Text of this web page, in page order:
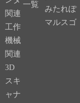
関連
工作
機械
関連
3D
スキ
ャナ
一覧
みたれぽ
マルスゴ